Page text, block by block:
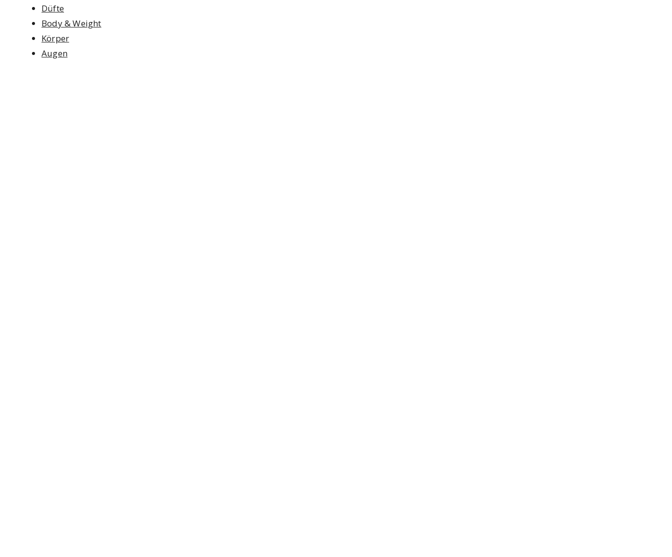
Düfte
Body & Weight
Körper
Augen